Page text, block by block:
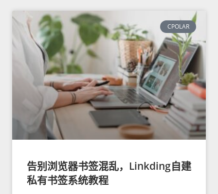
CPOLAR
告别浏览器书签混乱，Linkding自建
私有书签系统教程